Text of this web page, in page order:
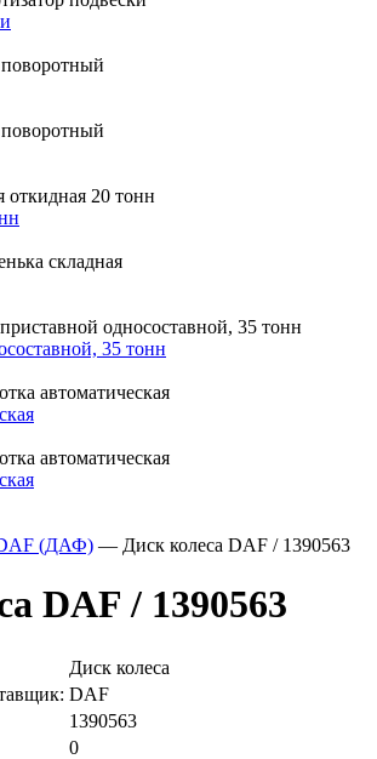
35 тонн
(ДАФ) — Диск колеса DAF / 1390563
DAF / 1390563
Диск колеса
DAF
1390563
0